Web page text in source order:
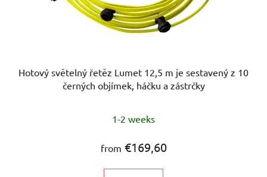
Hotový světelný řetěz Lumet 12,5 m je sestavený z 10
černých objímek, háčku a zástrčky
1-2 weeks
from €169,60